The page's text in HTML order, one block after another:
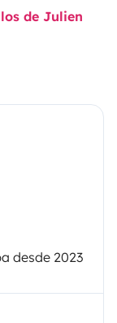
de Julien
desde 2023